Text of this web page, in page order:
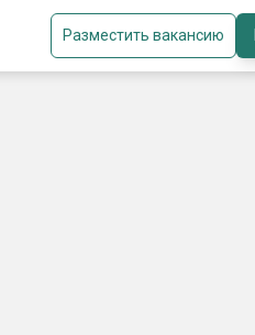
Разместить вакансию